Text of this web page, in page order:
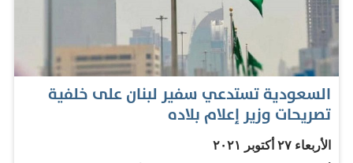
السعودية تستدعي سفير لبنان على خلفية
تصريحات وزير إعلام بلاده
الأربعاء ٢٧ أكتوبر ٢٠٢١